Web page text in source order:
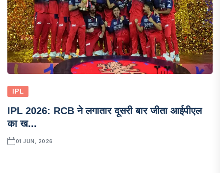
IPL
IPL 2026: RCB ने लगातार दूसरी बार जीता आईपीएल
का ख...
01 JUN, 2026